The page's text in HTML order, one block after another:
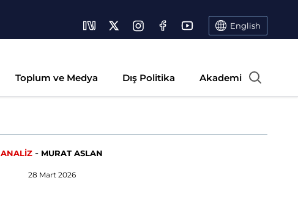
English
Toplum ve Medya Dış Politika Akademi
ANALİZ - MURAT ASLAN
28 Mart 2026